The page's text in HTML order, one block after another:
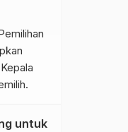
untuk